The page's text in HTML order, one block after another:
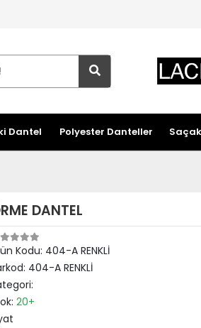
Dantel Polyester Danteller
DANTEL
Kodu: 404-A RENKLİ
404-A RENKLİ
20+